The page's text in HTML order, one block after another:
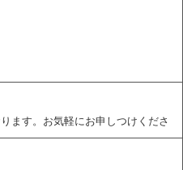
ます。お気軽にお申しつけくださ